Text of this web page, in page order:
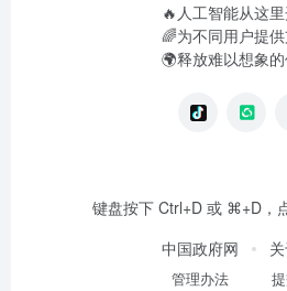
🔥人工智能从这里
🌈为不同用户提供
🌍释放难以想象的
键盘按下 Ctrl+D 或 ⌘+D，
中国政府网
管理办法